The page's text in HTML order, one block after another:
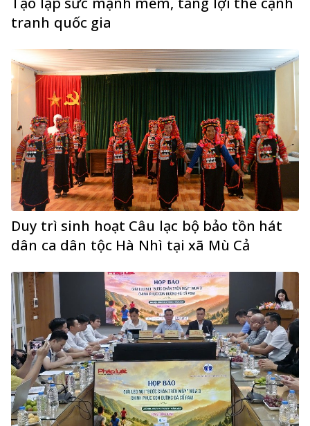
tranh quốc gia
Duy trì sinh hoạt Câu lạc bộ bảo tồn hát
dân ca dân tộc Hà Nhì tại xã Mù Cả